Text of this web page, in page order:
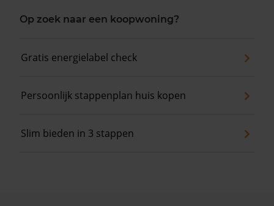
Op zoek naar een koopwoning?
Gratis energielabel check
Persoonlijk stappenplan huis kopen
Slim bieden in 3 stappen